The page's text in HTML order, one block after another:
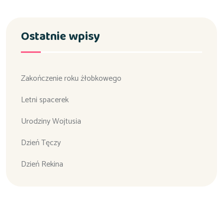
Ostatnie wpisy
Zakończenie roku żłobkowego
Letni spacerek
Urodziny Wojtusia
Dzień Tęczy
Dzień Rekina